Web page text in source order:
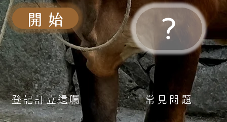
?
常見問題
開 始
登記訂立遺囑